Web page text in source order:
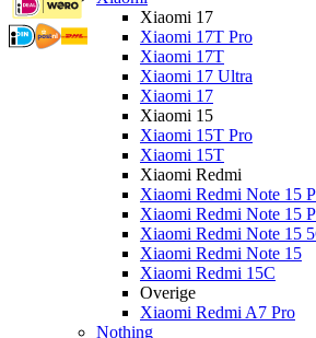
Xiaomi 17
Xiaomi 17T Pro
Xiaomi 17T
Xiaomi 17 Ultra
Xiaomi 17
Xiaomi 15
Xiaomi 15T Pro
Xiaomi 15T
Xiaomi Redmi
Xiaomi Redmi Note 15
Xiaomi Redmi Note 15
Xiaomi Redmi Note 15
Xiaomi Redmi Note 15
Xiaomi Redmi 15C
Overige
Xiaomi Redmi A7 Pro
Nothing